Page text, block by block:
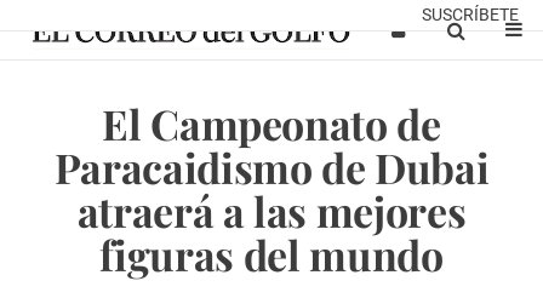
SUSCRÍBETE
El Campeonato de
Paracaidismo de Dubai
atraerá a las mejores
figuras del mundo